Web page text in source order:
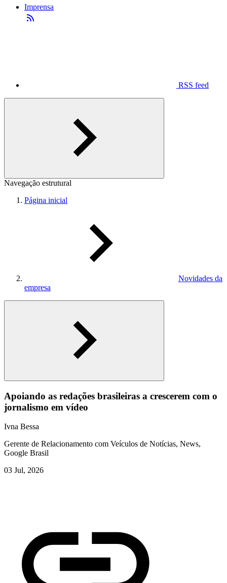
Imprensa
RSS feed
Navegação estrutural
Página inicial
Novidades da
empresa
Apoiando as redações brasileiras a crescerem com o
jornalismo em vídeo
Ivna Bessa
Gerente de Relacionamento com Veículos de Notícias, News,
Google Brasil
03 Jul, 2026